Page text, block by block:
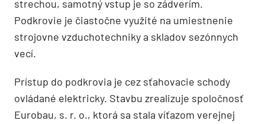
strechou, samotný vstup je so zádverím.
Podkrovie je čiastočne využité na umiestnenie
strojovne vzduchotechniky a skladov sezónnych
vecí.
Prístup do podkrovia je cez sťahovacie schody
ovládané elektricky. Stavbu zrealizuje spoločnosť
Eurobau, s. r. o., ktorá sa stala víťazom verejnej